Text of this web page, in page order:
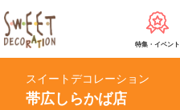
特集・イベント
スイートデコレーション
帯広しらかば店